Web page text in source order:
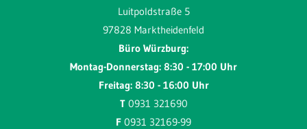
Luitpoldstraße 5
97828 Marktheidenfeld
Büro Würzburg:
Montag-Donnerstag: 8:30 - 17:00 Uhr
Freitag: 8:30 - 16:00 Uhr
T 0931 321690
F 0931 32169-99